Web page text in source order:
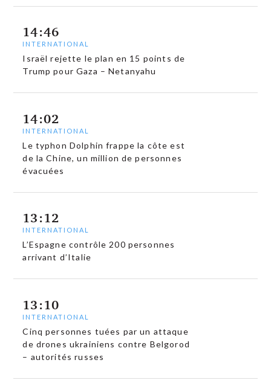
14:46
INTERNATIONAL
Israël rejette le plan en 15 points de
Trump pour Gaza – Netanyahu
14:02
INTERNATIONAL
Le typhon Dolphin frappe la côte est
de la Chine, un million de personnes
évacuées
13:12
INTERNATIONAL
L’Espagne contrôle 200 personnes
arrivant d’Italie
13:10
INTERNATIONAL
Cinq personnes tuées par un attaque
de drones ukrainiens contre Belgorod
– autorités russes